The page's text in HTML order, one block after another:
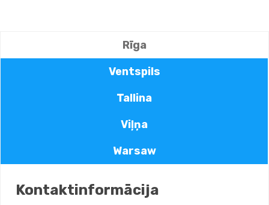
Rīga
Ventspils
Tallina
Viļņa
Warsaw
Kontaktinformācija